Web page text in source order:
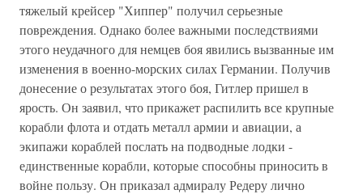
тяжелый крейсер "Хиппер" получил серьезные
повреждения. Однако более важными последствиями
этого неудачного для немцев боя явились вызванные им
изменения в военно-морских силах Германии. Получив
донесение о результатах этого боя, Гитлер пришел в
ярость. Он заявил, что прикажет распилить все крупные
корабли флота и отдать металл армии и авиации, а
экипажи кораблей послать на подводные лодки -
единственные корабли, которые способны приносить в
войне пользу. Он приказал адмиралу Редеру лично